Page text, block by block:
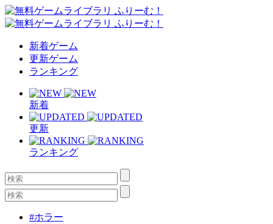
新着ゲーム
更新ゲーム
ランキング
新着
更新
ランキング
#ホラー